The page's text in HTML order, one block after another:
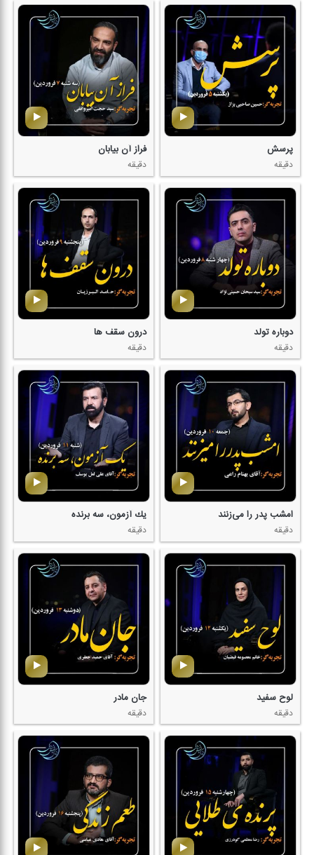
پرسش
دقیقه
فراز آن بیابان
دقیقه
دوباره تولد
دقیقه
درون سقف ها
دقیقه
امشب پدر را می‌زنند
دقیقه
یك آزمون، سه برنده
دقیقه
لوح سفید
دقیقه
جان مادر
دقیقه